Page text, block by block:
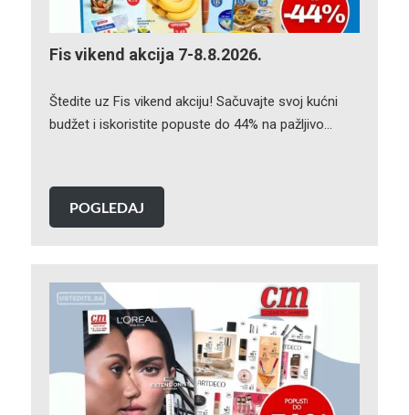
Fis vikend akcija 7-8.8.2026.
Štedite uz Fis vikend akciju! Sačuvajte svoj kućni
budžet i iskoristite popuste do 44% na pažljivo…
POGLEDAJ